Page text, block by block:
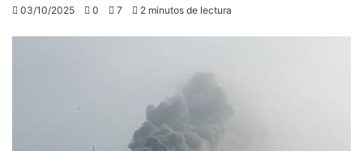
03/10/2025 0 7 2 minutos de lectura